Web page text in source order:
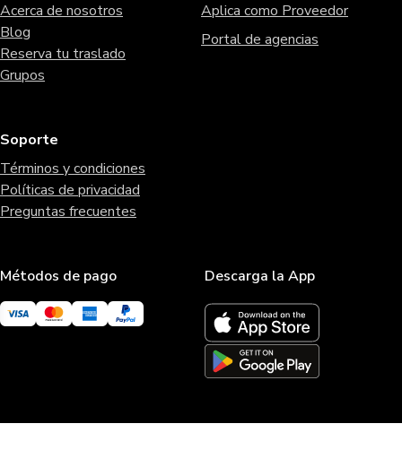
Acerca de nosotros
Blog
Reserva tu traslado
Grupos
Aplica como Proveedor
Portal de agencias
Soporte
Términos y condiciones
Políticas de privacidad
Preguntas frecuentes
Métodos de pago Descarga la App